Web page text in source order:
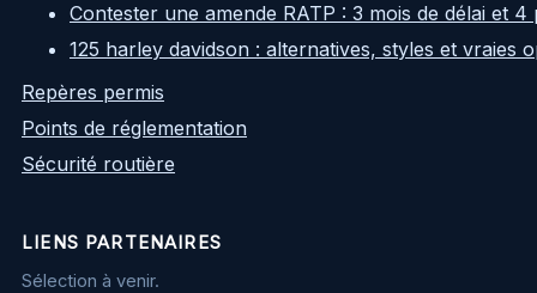
Contester une amende RATP : 3 mois de délai et
125 harley davidson : alternatives, styles et vraies
Repères permis
Points de réglementation
Sécurité routière
LIENS PARTENAIRES
Sélection à venir.